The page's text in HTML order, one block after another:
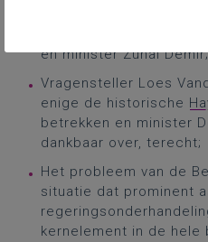
en minister Zuhal Demir;
Vragensteller Loes
enige de historische
betrekken en minister
dankbaar over, terecht;
Het probleem van de
situatie dat prominent
kernelement in de hele